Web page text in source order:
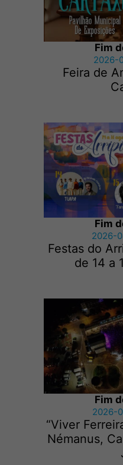
Fim
2026-
Feira de
Fim
2026-
Festas do
de 14 a
Fim
2026-
“Viver
Némanus,